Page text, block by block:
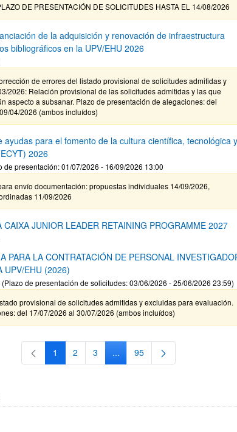
DE PRESENTACIÓN DE SOLICITUDES HASTA EL 14/08/2026
de la adquisición y renovación de infraestructura
bibliográficos en la UPV/EHU 2026
de errores del listado provisional de solicitudes admitidas y
2026: Relación provisional de las solicitudes admitidas y las que
aspecto a subsanar. Plazo de presentación de alegaciones: del
04/2026 (ambos incluídos)
ayudas para el fomento de la cultura científica, tecnológica
2026
de presentación: 01/07/2026 - 16/09/2026 13:00
envío documentación: propuestas individuales 14/09/2026,
11/09/2026
CAIXA JUNIOR LEADER RETAINING PROGRAMME 2027
PARA LA CONTRATACIÓN DE PERSONAL
UPV/EHU (2026)
de presentación de solicitudes: 03/06/2026 - 25/06/2026 23:59)
provisional de solicitudes admitidas y excluidas para evaluación.
del 17/07/2026 al 30/07/2026 (ambos incluídos)
Página
1 Página
2 Página
3 ...Páginas intermedias Use TAB
Página
95